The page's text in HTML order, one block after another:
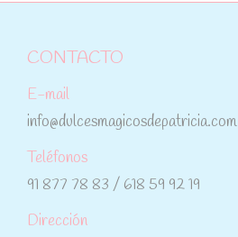
CONTACTO
E-mail
info@dulcesmagicosdepatricia.com
Teléfonos
91 877 78 83 / 618 59 92 19
Dirección